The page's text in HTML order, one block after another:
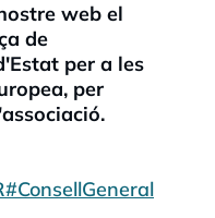
web el
de
per a les
per
#ConsellGeneral